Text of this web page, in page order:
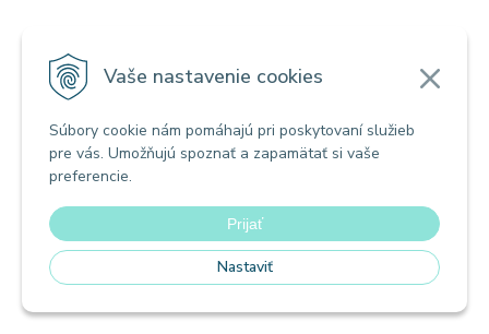
Vaše nastavenie cookies
Súbory cookie nám pomáhajú pri poskytovaní služieb
pre vás. Umožňujú spoznať a zapamätať si vaše
preferencie.
Prijať
Nastaviť
Milton spony "445", 30 mm